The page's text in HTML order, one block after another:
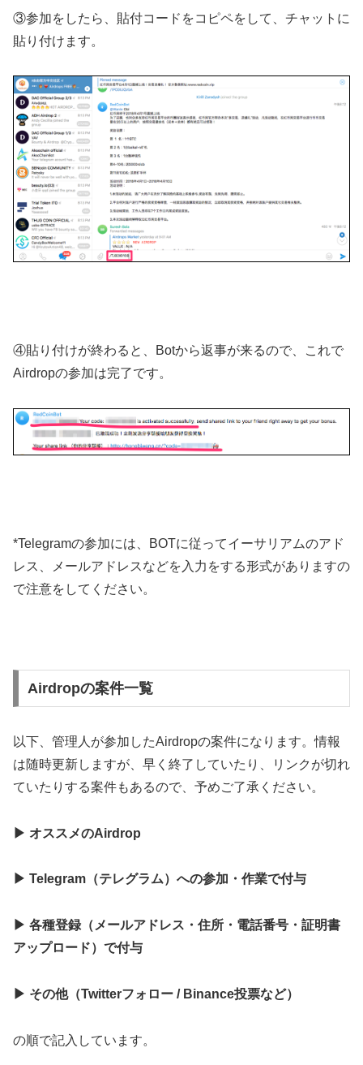
③参加をしたら、貼付コードをコピペをして、チャットに
貼り付けます。
④貼り付けが終わると、Botから返事が来るので、これで
Airdropの参加は完了です。
*Telegramの参加には、BOTに従ってイーサリアムのアド
レス、メールアドレスなどを入力をする形式がありますの
で注意をしてください。
Airdropの案件一覧
以下、管理人が参加したAirdropの案件になります。情報
は随時更新しますが、早く終了していたり、リンクが切れ
ていたりする案件もあるので、予めご了承ください。
▶ オススメのAirdrop
▶ Telegram（テレグラム）への参加・作業で付与
▶ 各種登録（メールアドレス・住所・電話番号・証明書
アップロード）で付与
▶ その他（Twitterフォロー / Binance投票など）
の順で記入しています。